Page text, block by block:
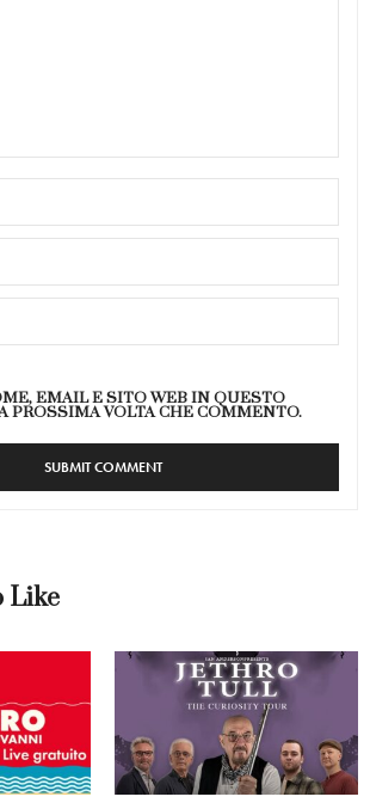
EMAIL E SITO WEB IN QUESTO
PROSSIMA VOLTA CHE COMMENTO.
Like